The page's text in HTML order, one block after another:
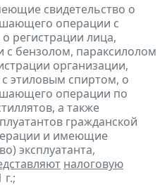
свидетельство о
операции с
регистрации лица,
бензолом, параксилолом
организации,
этиловым спиртом, о
операции по
а также
гражданской
и имеющие
эксплуатанта,
налоговую